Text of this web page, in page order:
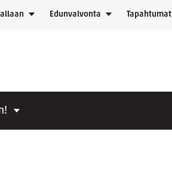
Edunvalvonta Tapahtumat